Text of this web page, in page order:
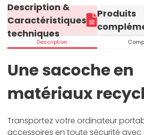
Description &
Caractéristiques
techniques
Description
Produits
Une sacoche en
matériaux
Transportez votre ordinateur
accessoires en toute sécurité